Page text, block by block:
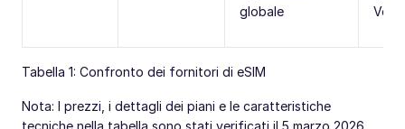
globale
VoIP)
Tabella 1: Confronto dei fornitori di eSIM
Nota: I prezzi, i dettagli dei piani e le caratteristiche
tecniche nella tabella sono stati verificati il 5 marzo 2026